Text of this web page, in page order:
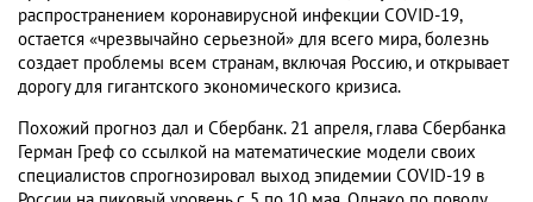
распространением коронавирусной инфекции COVID-19,
остается «чрезвычайно серьезной» для всего мира, болезнь
создает проблемы всем странам, включая Россию, и открывает
дорогу для гигантского экономического кризиса.
Похожий прогноз дал и Сбербанк. 21 апреля, глава Сбербанка
Герман Греф со ссылкой на математические модели своих
специалистов спрогнозировал выход эпидемии COVID-19 в